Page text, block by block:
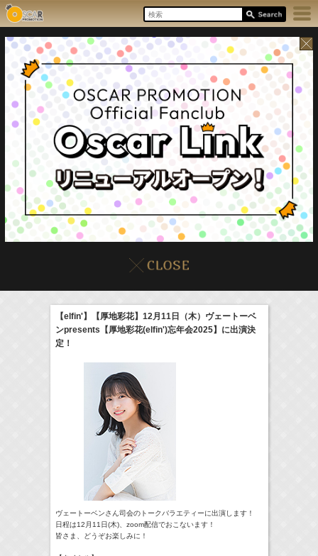
本日の出演情報8/8(Sat) イベント販売情報
17:55-18:00
Radio) ラジオドラマ「一建設presents おうちのはなし」 髙橋ひかる
)
21:00 -21:30
Radio) 藤田ニコルのニコニチ
【elfin'】【厚地彩花】12月11日（木）ヴェートーベ
ンpresents【厚地彩花(elfin')忘年会2025】に出演決
定！
ヴェートーベンさん司会のトークバラエティーに出演します！
日程は12月11日(木)、zoom配信でおこないます！
皆さま、どうぞお楽しみに！